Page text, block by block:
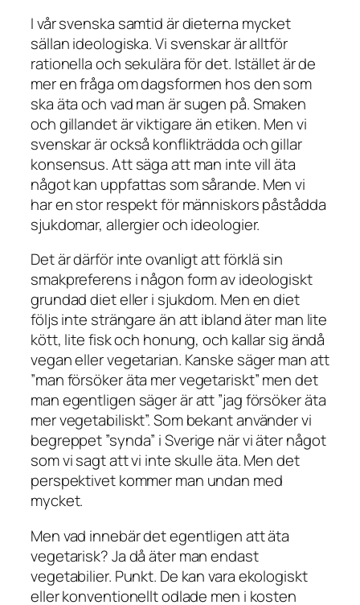
I vår svenska samtid är dieterna mycket
sällan ideologiska. Vi svenskar är alltför
rationella och sekulära för det. Istället är de
mer en fråga om dagsformen hos den som
ska äta och vad man är sugen på. Smaken
och gillandet är viktigare än etiken. Men vi
svenskar är också konflikträdda och gillar
konsensus. Att säga att man inte vill äta
något kan uppfattas som sårande. Men vi
har en stor respekt för människors påstådda
sjukdomar, allergier och ideologier.
Det är därför inte ovanligt att förklä sin
smakpreferens i någon form av ideologiskt
grundad diet eller i sjukdom. Men en diet
följs inte strängare än att ibland äter man lite
kött, lite fisk och honung, och kallar sig ändå
vegan eller vegetarian. Kanske säger man att
”man försöker äta mer vegetariskt” men det
man egentligen säger är att ”jag försöker äta
mer vegetabiliskt”. Som bekant använder vi
begreppet ”synda” i Sverige när vi äter något
som vi sagt att vi inte skulle äta. Men det
perspektivet kommer man undan med
mycket.
Men vad innebär det egentligen att äta
vegetarisk? Ja då äter man endast
vegetabilier. Punkt. De kan vara ekologiskt
eller konventionellt odlade men i kosten